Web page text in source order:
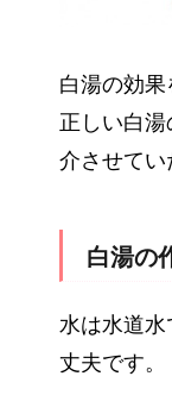
白湯の効果
正しい白
介させてい
白湯の
水は水道水
丈夫です。